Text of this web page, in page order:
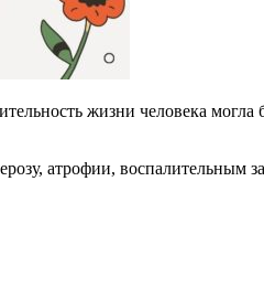
жизни человека
атрофии, воспалительным